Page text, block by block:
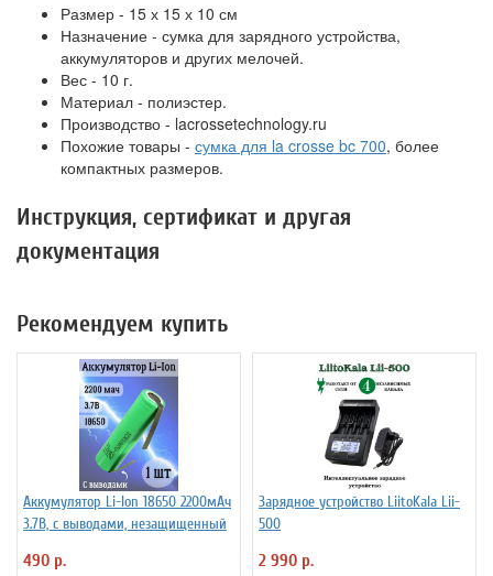
Размер - 15 х 15 х 10 см
Назначение - сумка для зарядного устройства,
аккумуляторов и других мелочей.
Вес - 10 г.
Материал - полиэстер.
Производство - lacrossetechnology.ru
Похожие товары - сумка для la crosse bc 700, более
компактных размеров.
Инструкция, сертификат и другая
документация
Рекомендуем купить
Аккумулятор Li-Ion 18650 2200мАч
3.7В, с выводами, незащищенный
490 р.
Зарядное устройство LiitoKala Lii-
500
2 990 р.